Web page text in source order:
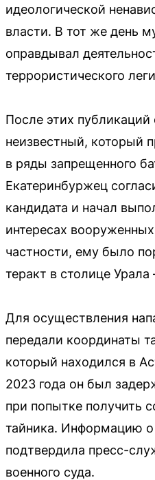
идеологической
власти. В тот же день
оправдывал
террористического
После этих
неизвестный, который
в ряды запрещенного
Екатеринбуржец
кандидата и начал
интересах
частности, ему было
теракт в столице
Для осуществления
передали координаты
который находился в
2023 года он был
при попытке получить
тайника. Информацию
подтвердила пресс-
военного суда.